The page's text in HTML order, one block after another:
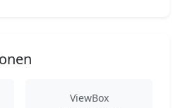
ViewBox